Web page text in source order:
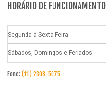
HORÁRIO DE FUNCIONAMENTO
Segunda à Sexta-Feira:
Sábados, Domingos e Feriados:
Fone: (11) 2308-5075